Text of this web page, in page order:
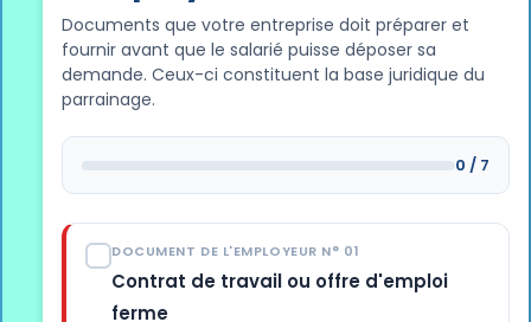
Documents que votre entreprise doit préparer et
fournir avant que le salarié puisse déposer sa
demande. Ceux-ci constituent la base juridique du
parrainage.
0 / 7
DOCUMENT DE L'EMPLOYEUR N° 01
Contrat de travail ou offre d'emploi
ferme